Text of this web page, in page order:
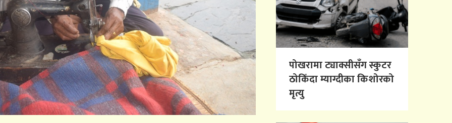
पोखरामा ट्याक्सीसँग स्कुटर
ठोकिँदा म्याग्दीका किशोरको
मृत्यु